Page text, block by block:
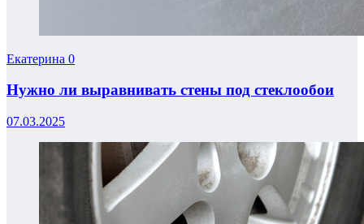
Екатерина 0
Нужно ли выравнивать стены под стеклообои
07.03.2025